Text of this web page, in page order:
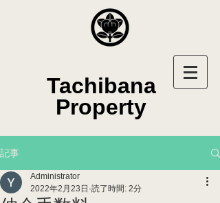
Tachibana
Property
記事
Administrator
2022年2月23日 読了時間: 2分